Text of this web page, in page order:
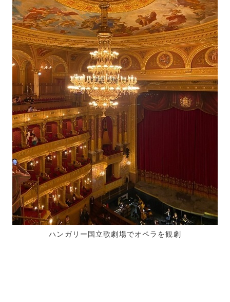
ハンガリー国立歌劇場でオペラを観劇